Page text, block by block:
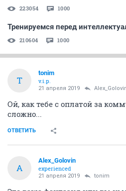
223054 1000
Тренируемся перед
210604 1000
T
tonim
v.i.p.
21 апреля 2019
Ой, как тебе с оплатой за
сложно...
ОТВЕТИТЬ
A
Alex_Golovin
experienced
21 апреля 2019 tonim